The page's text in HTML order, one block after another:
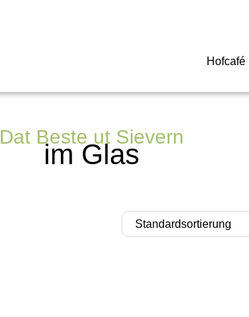
Hofcafé
Dat Beste ut Sievern
im Glas